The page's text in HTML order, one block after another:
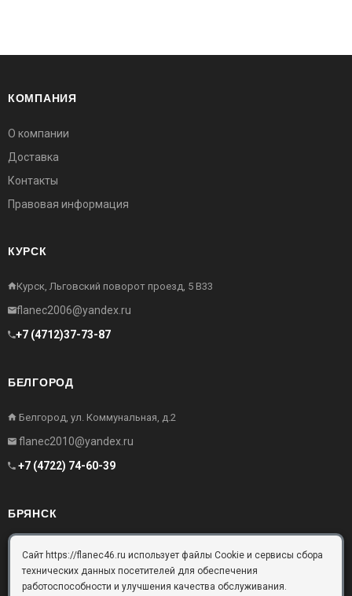
КОМПАНИЯ
О компании
Доставка
Контакты
Правовая информация
КУРСК
Курск, Льговский поворот проезд, 5 В33
flanec2006@yandex.ru
+7 (4712)37-73-87
БЕЛГОРОД
Белгород, ул. Коммунальная, д.2
flanec2010@yandex.ru
+7 (4722) 74-60-39
БРЯНСК
Брянск, Московский проезд, д.10, офис 3
flanec32@yandex.ru
Сайт https://flanec46.ru использует файлы Cookie и сервисы сбора
технических данных посетителей для обеспечения
работоспособности и улучшения качества обслуживания.